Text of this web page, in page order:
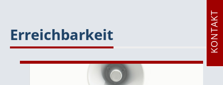
Erreichbarkeit KONTAKT